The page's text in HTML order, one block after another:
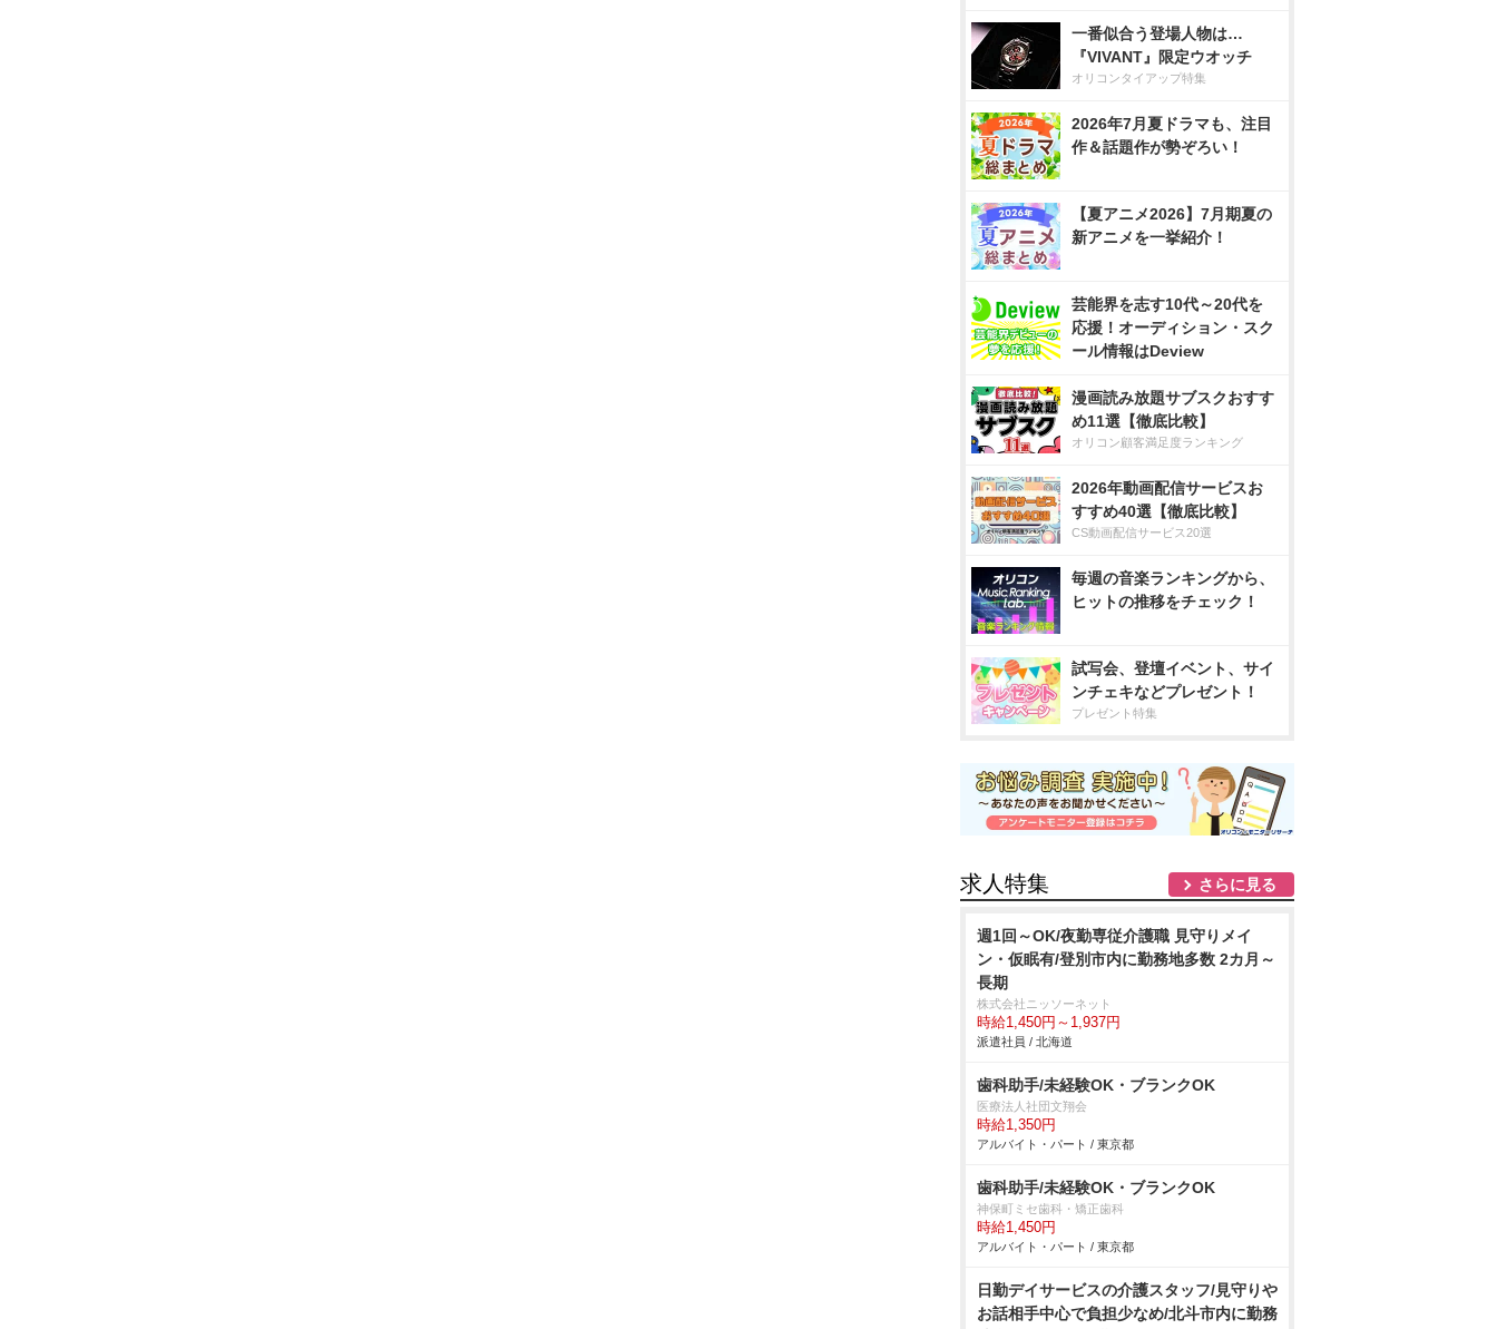
一番似合う登場人物は…
『VIVANT』限定ウオッチ
オリコンタイアップ特集
2026年7月夏ドラマも、注目
作＆話題作が勢ぞろい！
【夏アニメ2026】7月期夏の
新アニメを一挙紹介！
芸能界を志す10代～20代を
応援！オーディション・スク
ール情報はDeview
漫画読み放題サブスクおすす
め11選【徹底比較】
オリコン顧客満足度ランキング
2026年動画配信サービスお
すすめ40選【徹底比較】
CS動画配信サービス20選
毎週の音楽ランキングから、
ヒットの推移をチェック！
試写会、登壇イベント、サイ
ンチェキなどプレゼント！
プレゼント特集
求人特集 さらに見る
週1回～OK/夜勤専従介護職 見守りメイ
ン・仮眠有/登別市内に勤務地多数 2カ月～
長期
株式会社ニッソーネット
時給1,450円～1,937円
派遣社員 / 北海道
歯科助手/未経験OK・ブランクOK
医療法人社団文翔会
時給1,350円
アルバイト・パート / 東京都
歯科助手/未経験OK・ブランクOK
神保町ミセ歯科・矯正歯科
時給1,450円
アルバイト・パート / 東京都
日勤デイサービスの介護スタッフ/見守り
お話相手中心で負担少なめ/北斗市内に勤務